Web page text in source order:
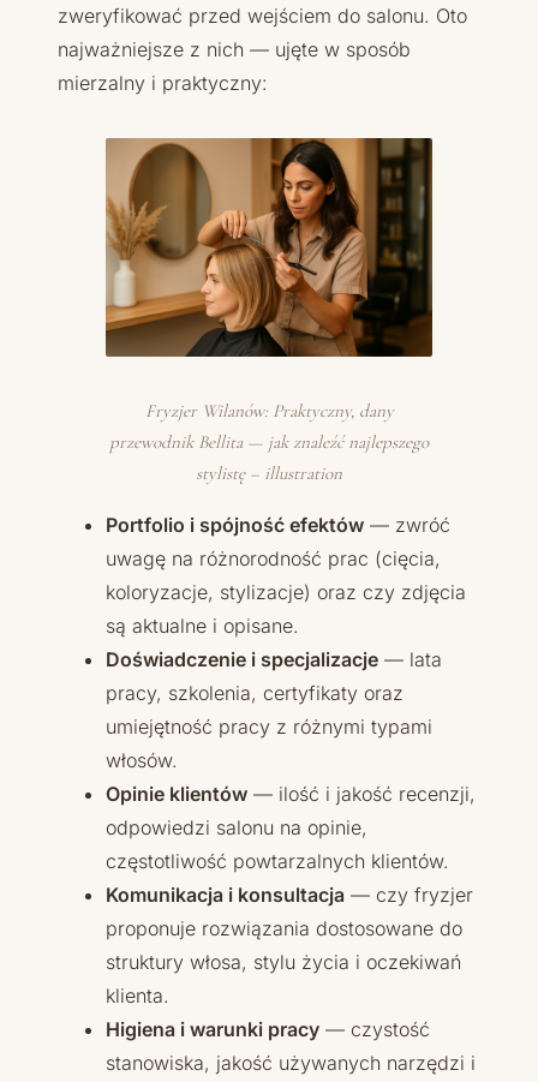
zweryfikować przed wejściem do salonu. Oto
najważniejsze z nich — ujęte w sposób
mierzalny i praktyczny:
Fryzjer Wilanów: Praktyczny, dany
przewodnik Bellita — jak znaleźć najlepszego
stylistę – illustration
Portfolio i spójność efektów — zwróć
uwagę na różnorodność prac (cięcia,
koloryzacje, stylizacje) oraz czy zdjęcia
są aktualne i opisane.
Doświadczenie i specjalizacje — lata
pracy, szkolenia, certyfikaty oraz
umiejętność pracy z różnymi typami
włosów.
Opinie klientów — ilość i jakość recenzji,
odpowiedzi salonu na opinie,
częstotliwość powtarzalnych klientów.
Komunikacja i konsultacja — czy fryzjer
proponuje rozwiązania dostosowane do
struktury włosa, stylu życia i oczekiwań
klienta.
Higiena i warunki pracy — czystość
stanowiska, jakość używanych narzędzi i